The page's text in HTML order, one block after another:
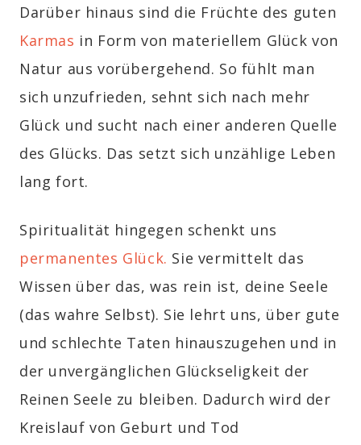
Darüber hinaus sind die Früchte des guten
Karmas in Form von materiellem Glück von
Natur aus vorübergehend. So fühlt man
sich unzufrieden, sehnt sich nach mehr
Glück und sucht nach einer anderen Quelle
des Glücks. Das setzt sich unzählige Leben
lang fort.
Spiritualität hingegen schenkt uns
permanentes Glück. Sie vermittelt das
Wissen über das, was rein ist, deine Seele
(das wahre Selbst). Sie lehrt uns, über gute
und schlechte Taten hinauszugehen und in
der unvergänglichen Glückseligkeit der
Reinen Seele zu bleiben. Dadurch wird der
Kreislauf von Geburt und Tod